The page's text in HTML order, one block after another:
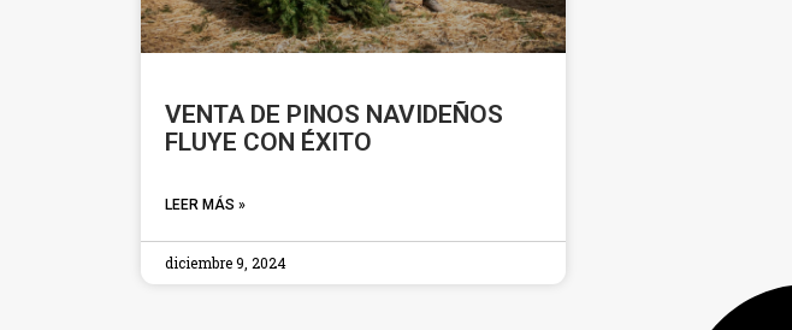
VENTA DE PINOS NAVIDEÑOS
FLUYE CON ÉXITO
LEER MÁS »
diciembre 9, 2024